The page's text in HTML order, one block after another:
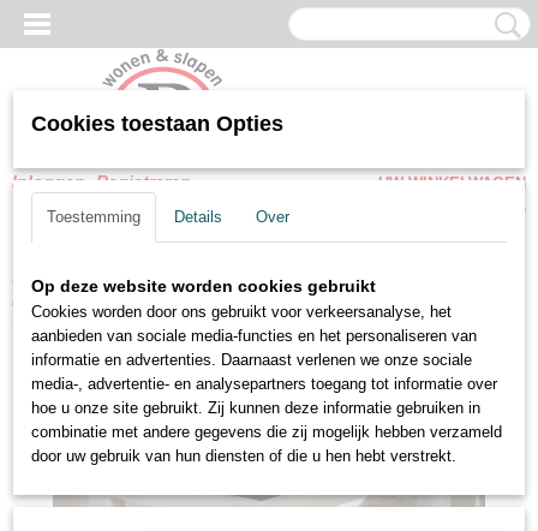
Inloggen Registreren
UW WINKELWAGEN
(0)
Home > Woonkamer meubel Tafels
Salontafel Forever
hoogglans wit zwart
Cookies toestaan Opties
Toestemming Details Over
Op deze website worden cookies gebruikt
Cookies worden door ons gebruikt voor verkeersanalyse, het
aanbieden van sociale media-functies en het personaliseren van
informatie en advertenties. Daarnaast verlenen we onze sociale
media-, advertentie- en analysepartners toegang tot informatie over
hoe u onze site gebruikt. Zij kunnen deze informatie gebruiken in
combinatie met andere gegevens die zij mogelijk hebben verzameld
door uw gebruik van hun diensten of die u hen hebt verstrekt.